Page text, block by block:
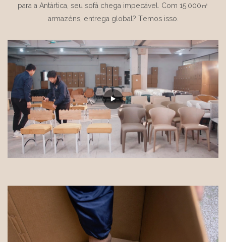
para a Antártica, seu sofá chega impecável. Com 15.000㎡
armazéns, entrega global? Temos isso.